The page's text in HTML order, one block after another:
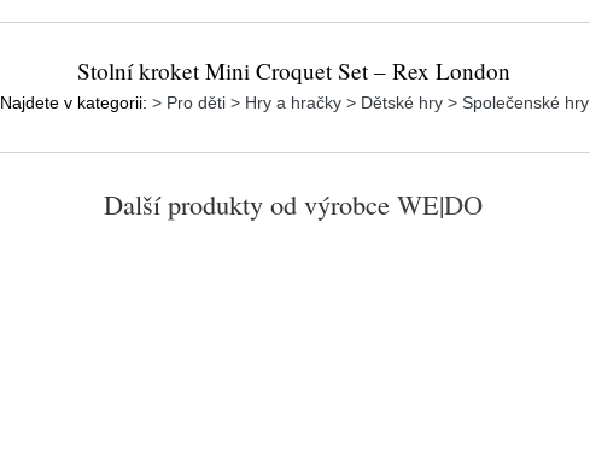
Stolní kroket Mini Croquet Set – Rex London
Najdete v kategorii: > Pro děti > Hry a hračky > Dětské hry > Společenské hry
Další produkty od výrobce WE|DO